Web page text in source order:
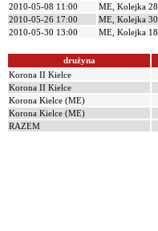
2010-05-08 11:00
ME, Kolejka 28
2010-05-26 17:00
ME, Kolejka 30
2010-05-30 13:00
ME, Kolejka 18
drużyna
Korona II Kielce
Korona II Kielce
Korona Kielce (ME)
Korona Kielce (ME)
RAZEM